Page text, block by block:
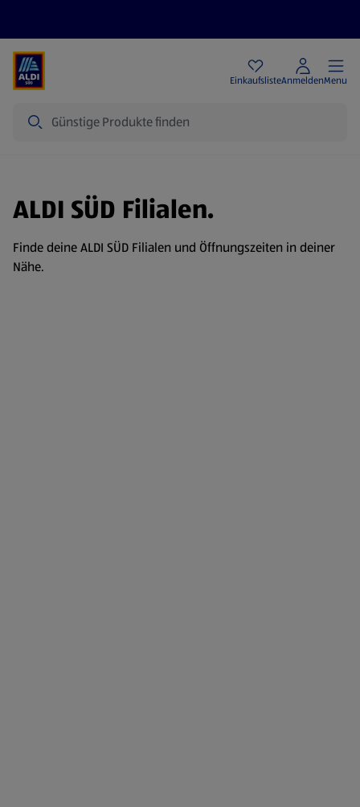
EinkaufslisteAnmeldenMenu
ALDI SÜD Filialen.
Finde deine ALDI SÜD Filialen und Öffnungszeiten in deiner
Nähe.